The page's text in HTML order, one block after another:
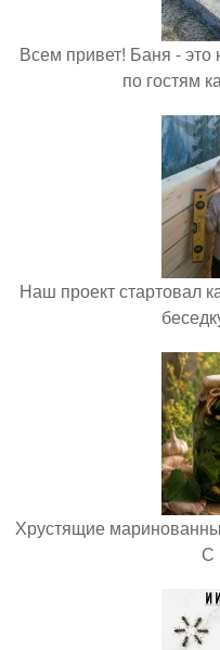
Всем привет! Баня - это
по гостям
Наш проект стартовал
Хрустящие
С